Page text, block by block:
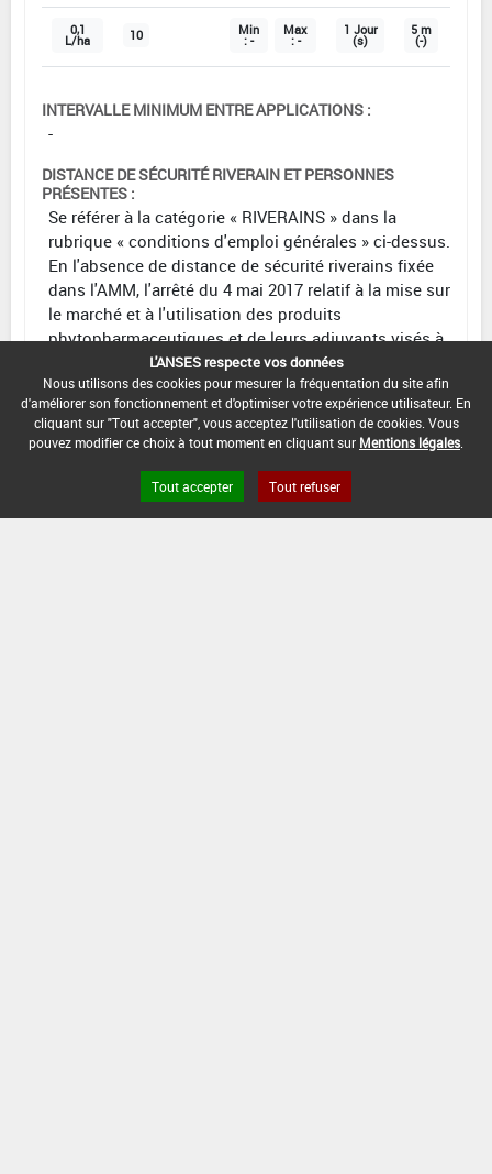
0,1
L/ha 10 Min
: -
Max
: -
1 Jour
(s)
5 m
(-)
INTERVALLE MINIMUM ENTRE APPLICATIONS :
-
DISTANCE DE SÉCURITÉ RIVERAIN ET PERSONNES
PRÉSENTES :
Se référer à la catégorie « RIVERAINS » dans la
rubrique « conditions d'emploi générales » ci-dessus.
En l'absence de distance de sécurité riverains fixée
dans l'AMM, l'arrêté du 4 mai 2017 relatif à la mise sur
le marché et à l'utilisation des produits
phytopharmaceutiques et de leurs adjuvants visés à
l'article L. 253-1 du code rural et de la pêche maritime
s'applique.
CONDITIONS :
- Efficacité montrée sur carpocapse.
- Emploi autorisé durant la floraison et au cours des
périodes de production d'exsudats, en dehors de la
présence d'abeilles.
L'ANSES respecte vos données
Nous utilisons des cookies pour mesurer la fréquentation du site afin
d'améliorer son fonctionnement et d'optimiser votre expérience utilisateur. En
cliquant sur "Tout accepter", vous acceptez l'utilisation de cookies. Vous
pouvez modifier ce choix à tout moment en cliquant sur Mentions légales
Tout accepter Tout refuser